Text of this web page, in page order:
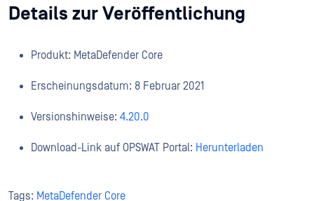
Details zur Veröffentlichung
Produkt: MetaDefender Core
Erscheinungsdatum: 8 Februar 2021
Versionshinweise: 4.20.0
Download-Link auf OPSWAT Portal: Herunterladen
Tags: MetaDefender Core